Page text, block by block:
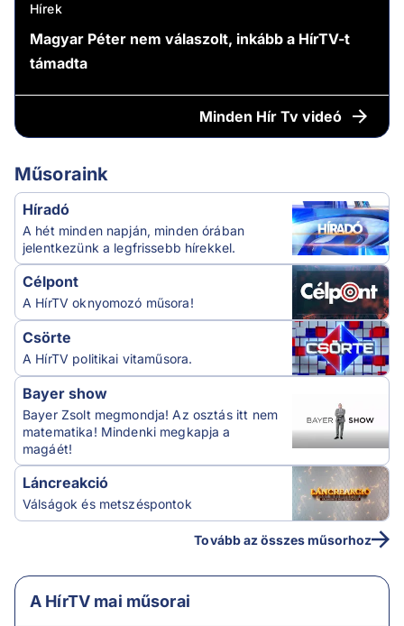
Hírek
Magyar Péter nem válaszolt, inkább a HírTV-t
támadta
Minden Hír Tv videó
Műsoraink
Híradó
A hét minden napján, minden órában
jelentkezünk a legfrissebb hírekkel.
Célpont
A HírTV oknyomozó műsora!
Csörte
A HírTV politikai vitaműsora.
Bayer show
Bayer Zsolt megmondja! Az osztás itt nem
matematika! Mindenki megkapja a
magáét!
Láncreakció
Válságok és metszéspontok
Tovább az összes műsorhoz
A HírTV mai műsorai